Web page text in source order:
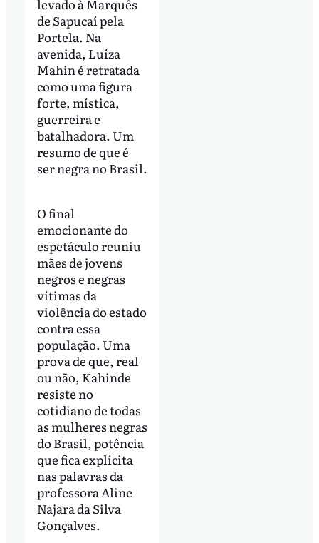
levado à Marquês
de Sapucaí pela
Portela. Na
avenida, Luíza
Mahin é retratada
como uma figura
forte, mística,
guerreira e
batalhadora. Um
resumo de que é
ser negra no Brasil.
O final
emocionante do
espetáculo reuniu
mães de jovens
negros e negras
vítimas da
violência do estado
contra essa
população. Uma
prova de que, real
ou não, Kahinde
resiste no
cotidiano de todas
as mulheres negras
do Brasil, potência
que fica explícita
nas palavras da
professora Aline
Najara da Silva
Gonçalves.